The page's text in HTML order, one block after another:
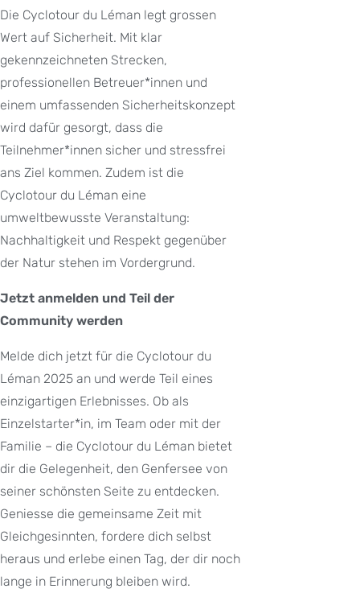
Die Cyclotour du Léman legt grossen
Wert auf Sicherheit. Mit klar
gekennzeichneten Strecken,
professionellen Betreuer*innen und
einem umfassenden Sicherheitskonzept
wird dafür gesorgt, dass die
Teilnehmer*innen sicher und stressfrei
ans Ziel kommen. Zudem ist die
Cyclotour du Léman eine
umweltbewusste Veranstaltung:
Nachhaltigkeit und Respekt gegenüber
der Natur stehen im Vordergrund.
Jetzt anmelden und Teil der
Community werden
Melde dich jetzt für die Cyclotour du
Léman 2025 an und werde Teil eines
einzigartigen Erlebnisses. Ob als
Einzelstarter*in, im Team oder mit der
Familie – die Cyclotour du Léman bietet
dir die Gelegenheit, den Genfersee von
seiner schönsten Seite zu entdecken.
Geniesse die gemeinsame Zeit mit
Gleichgesinnten, fordere dich selbst
heraus und erlebe einen Tag, der dir noch
lange in Erinnerung bleiben wird.